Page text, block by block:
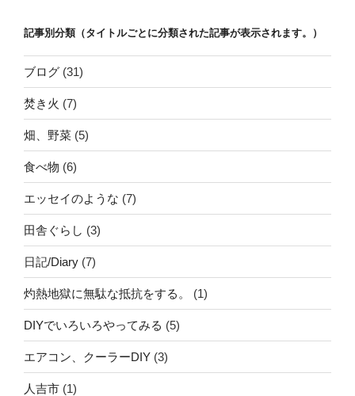
記事別分類（タイトルごとに分類された記事が表示されます。）
ブログ (31)
焚き火 (7)
畑、野菜 (5)
食べ物 (6)
エッセイのような (7)
田舎ぐらし (3)
日記/Diary (7)
灼熱地獄に無駄な抵抗をする。 (1)
DIYでいろいろやってみる (5)
エアコン、クーラーDIY (3)
人吉市 (1)